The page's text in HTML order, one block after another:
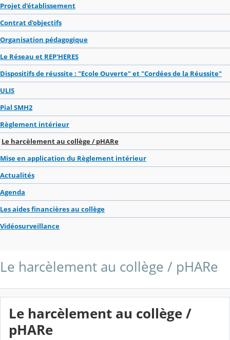
Projet d'établissement
Contrat d'objectifs
Organisation pédagogique
Le Réseau et REP'HERES
Dispositifs de réussite : "Ecole Ouverte" et "Cordées de la Réussite"
ULIS
Pial SMH2
Règlement intérieur
Le harcèlement au collège / pHARe
Mise en application du Règlement intérieur
Actualités
Agenda
Les aides financières au collège
Vidéosurveillance
Le harcèlement au collège / pHARe
Le harcèlement au collège /
pHARe